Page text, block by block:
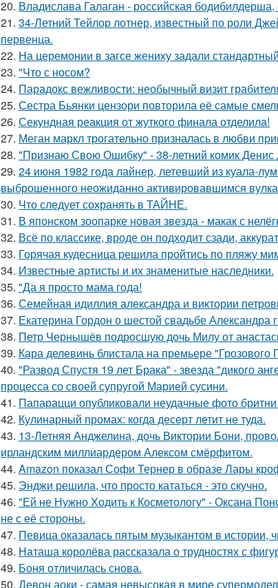
20. Владислава Галаган - российская
21. 34-Летний Тейлор лотнер, известный по роли
первенца.
22. На церемонии в загсе жениху задали
23. "Что с носом?
24. Парадокс вежливости: необычный визит
25. Сестра Бьянки цензори повторила её самые
26. Секундная реакция от жуткого финала отделила!
27. Меган маркл трогательно призналась в любви
28. "Признаю Свою Ошибку" - 38-летний комик Денис
29. 24 июня 1982 года лайнер, летевший из куала-
выброшенного неожиданно активировавшимся
30. Что следует сохранять в ТАЙНЕ.
31. В японском зоопарке новая звезда - макак с
32. Всё по классике, вроде он подходит сзади,
33. Горячая кудесница решила пройтись по пляжу
34. Известные артисты и их знаменитые наследники.
35. "Да я просто мама года!
36. Семейная идиллия александра и виктории
37. Екатерина Гордон о шестой свадьбе Александра
38. Петр Чернышёв подросшую дочь Милу от
39. Кара делевинь блистала на премьере
40. "Развод Спустя 19 лет Брака" - звезда "дикого
процесса со своей супругой Марией сусини.
41. Папарацци опубликовали неудачные фото
42. Кулинарный промах: когда десерт летит не туда.
43. 13-Летняя Анджелина, дочь Виктории Бони,
ирландским миллиардером Алексом смёрфитом.
44. Amazon показал Софи Тернер в образе Лары
45. Энджи решила, что просто кататься - это скучно.
46. "Ей не Нужно Ходить к Косметологу" - Оксана
не с её стороны.
47. Певица оказалась пятым музыкантом в истории,
48. Наташа королёва рассказала о трудностях с
49. Боня отличилась снова.
50. Девон аоки - самая невысокая в мире